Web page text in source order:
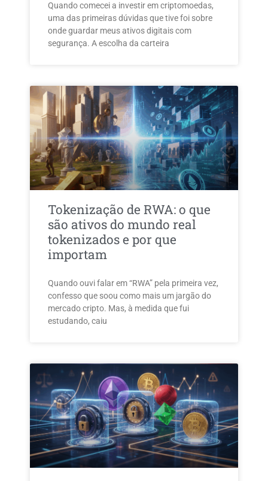
Quando comecei a investir em criptomoedas,
uma das primeiras dúvidas que tive foi sobre
onde guardar meus ativos digitais com
segurança. A escolha da carteira
Tokenização de RWA: o que
são ativos do mundo real
tokenizados e por que
importam
Quando ouvi falar em “RWA” pela primeira vez,
confesso que soou como mais um jargão do
mercado cripto. Mas, à medida que fui
estudando, caiu